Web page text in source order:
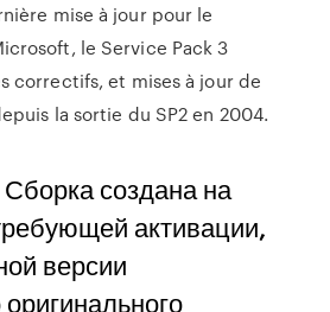
mise à jour pour le
le Service Pack 3
correctifs, et mises à jour de
la sortie du SP2 en 2004.
создана на
активации,
версии
оригинального